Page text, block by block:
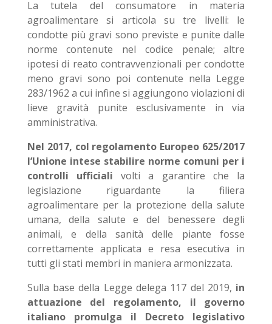
La tutela del consumatore in materia
agroalimentare si articola su tre livelli: le
condotte più gravi sono previste e punite dalle
norme contenute nel codice penale; altre
ipotesi di reato contravvenzionali per condotte
meno gravi sono poi contenute nella Legge
283/1962 a cui infine si aggiungono violazioni di
lieve gravità punite esclusivamente in via
amministrativa.
Nel 2017, col regolamento Europeo 625/2017
l’Unione intese stabilire norme comuni per i
controlli ufficiali volti a garantire che la
legislazione riguardante la filiera
agroalimentare per la protezione della salute
umana, della salute e del benessere degli
animali, e della sanità delle piante fosse
correttamente applicata e resa esecutiva in
tutti gli stati membri in maniera armonizzata.
Sulla base della Legge delega 117 del 2019, in
attuazione del regolamento, il governo
italiano promulga il Decreto legislativo